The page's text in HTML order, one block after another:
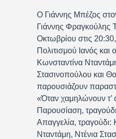
Ο Γιάννης Μπέζος
Γιάννης Φραγκούλης
Οκτωβρίου στις
Πολιτισμού Ιανός και
Κωνσταντίνα
Στασινοπούλου και
παρουσιάζουν
«Όταν χαμηλώνουν τ’
Παρουσίαση,
Απαγγελία, τραγούδι:
Νταντάμη, Ντένια